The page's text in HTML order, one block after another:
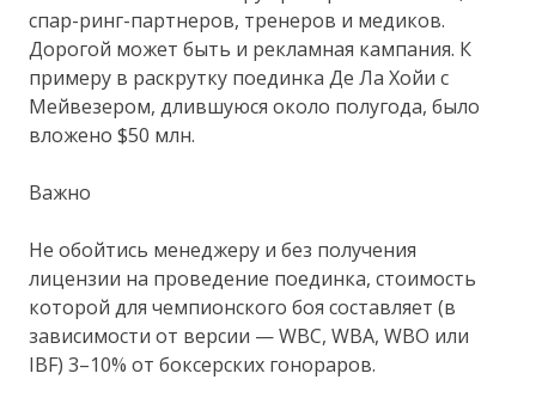
спар-ринг-партнеров, тренеров и медиков.
Дорогой может быть и рекламная кампания. К
примеру в раскрутку поединка Де Ла Хойи с
Мейвезером, длившуюся около полугода, было
вложено $50 млн.
Важно
Не обойтись менеджеру и без получения
лицензии на проведение поединка, стоимость
которой для чемпионского боя составляет (в
зависимости от версии — WBC, WBA, WBO или
IBF) 3–10% от боксерских гонораров.